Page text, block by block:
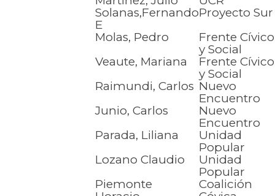
Solanas,Fernando
E
Proyecto Sur
Molas, Pedro
Frente Cívico
y Social
Veaute, Mariana
Frente Cívico
y Social
Raimundi, Carlos Nuevo
Encuentro
Junio, Carlos
Nuevo
Encuentro
Parada, Liliana
Unidad
Popular
Lozano Claudio
Unidad
Popular
Piemonte
Coalición